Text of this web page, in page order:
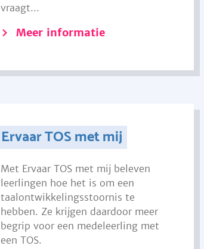
vraagt...
Meer informatie
Ervaar TOS met mij
Met Ervaar TOS met mij beleven
leerlingen hoe het is om een
taalontwikkelingsstoornis te
hebben. Ze krijgen daardoor meer
begrip voor een medeleerling met
een TOS.